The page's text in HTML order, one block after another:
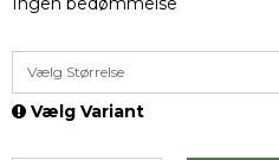
Vælg Størrelse
Vælg Variant